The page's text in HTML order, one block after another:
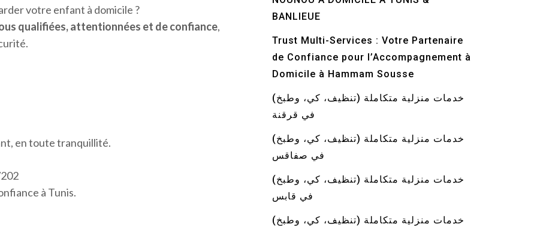
votre enfant à domicile ?
qualifiées, attentionnées et de confiance,
en toute tranquillité.
à Tunis.
BANLIEUE
Trust Multi-Services : Votre Partenaire
de Confiance pour l’Accompagnement à
Domicile à Hammam Sousse
خدمات منزلية متكاملة (تنظيف، كي، وطبخ)
في قرقنة
خدمات منزلية متكاملة (تنظيف، كي، وطبخ)
في صفاقس
خدمات منزلية متكاملة (تنظيف، كي، وطبخ)
في قابس
خدمات منزلية متكاملة (تنظيف، كي، وطبخ)